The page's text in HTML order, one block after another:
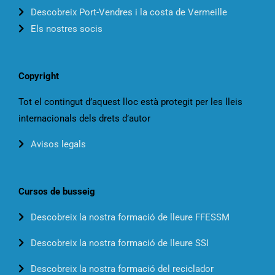
Descobreix Port-Vendres i la costa de Vermeille
Els nostres socis
Copyright
Tot el contingut d’aquest lloc està protegit per les lleis
internacionals dels drets d’autor
Avisos legals
Cursos de busseig
Descobreix la nostra formació de lleure FFESSM
Descobreix la nostra formació de lleure SSI
Descobreix la nostra formació del reciclador